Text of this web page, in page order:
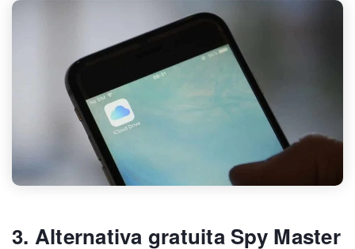
3. Alternativa gratuita Spy Master